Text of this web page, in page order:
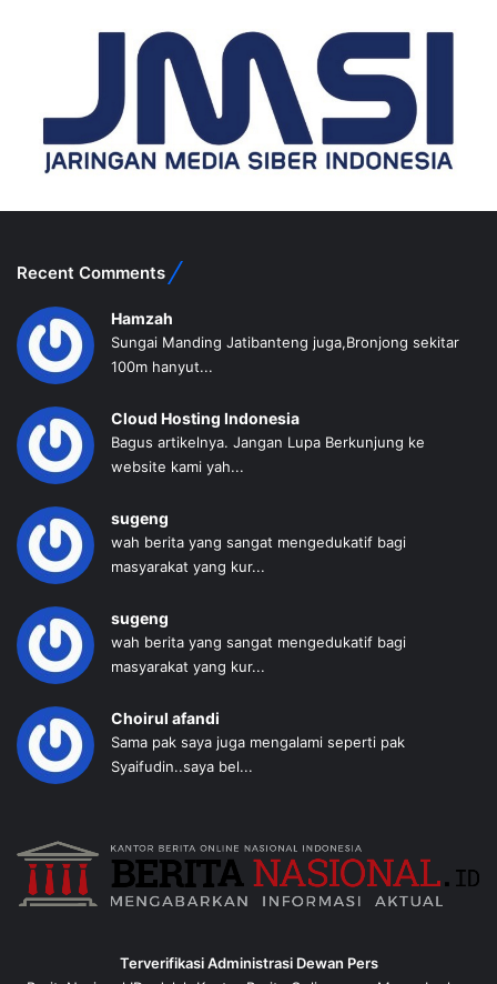
Recent Comments
Hamzah
Sungai Manding Jatibanteng juga,Bronjong sekitar
100m hanyut...
Cloud Hosting Indonesia
Bagus artikelnya. Jangan Lupa Berkunjung ke
website kami yah...
sugeng
wah berita yang sangat mengedukatif bagi
masyarakat yang kur...
sugeng
wah berita yang sangat mengedukatif bagi
masyarakat yang kur...
Choirul afandi
Sama pak saya juga mengalami seperti pak
Syaifudin..saya bel...
Terverifikasi Administrasi Dewan Pers